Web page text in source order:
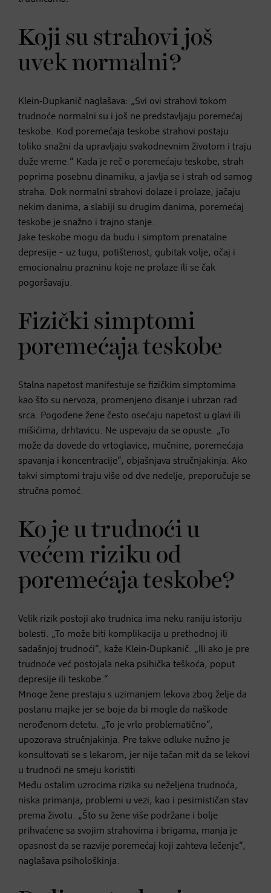
Koji su strahovi još
uvek normalni?
Klein-Dupkanič naglašava: „Svi ovi strahovi tokom
trudnoće normalni su i još ne predstavljaju poremećaj
teskobe. Kod poremećaja teskobe strahovi postaju
toliko snažni da upravljaju svakodnevnim životom i traju
duže vreme.“ Kada je reč o poremećaju teskobe, strah
poprima posebnu dinamiku, a javlja se i strah od samog
straha. Dok normalni strahovi dolaze i prolaze, jačaju
nekim danima, a slabiji su drugim danima, poremećaj
teskobe je snažno i trajno stanje.
Jake teskobe mogu da budu i simptom prenatalne
depresije – uz tugu, potištenost, gubitak volje, očaj i
emocionalnu prazninu koje ne prolaze ili se čak
pogoršavaju.
Fizički simptomi
poremećaja teskobe
Stalna napetost manifestuje se fizičkim simptomima
kao što su nervoza, promenjeno disanje i ubrzan rad
srca. Pogođene žene često osećaju napetost u glavi ili
mišićima, drhtavicu. Ne uspevaju da se opuste. „To
može da dovede do vrtoglavice, mučnine, poremećaja
spavanja i koncentracije“, objašnjava stručnjakinja. Ako
takvi simptomi traju više od dve nedelje, preporučuje se
stručna pomoć.
Ko je u trudnoći u
većem riziku od
poremećaja teskobe?
Velik rizik postoji ako trudnica ima neku raniju istoriju
bolesti. „To može biti komplikacija u prethodnoj ili
sadašnjoj trudnoći“, kaže Klein-Dupkanič. „Ili ako je pre
trudnoće već postojala neka psihička teškoća, poput
depresije ili teskobe.“
Mnoge žene prestaju s uzimanjem lekova zbog želje da
postanu majke jer se boje da bi mogle da naškode
nerođenom detetu. „To je vrlo problematično“,
upozorava stručnjakinja. Pre takve odluke nužno je
konsultovati se s lekarom, jer nije tačan mit da se lekovi
u trudnoći ne smeju koristiti.
Među ostalim uzrocima rizika su neželjena trudnoća,
niska primanja, problemi u vezi, kao i pesimističan stav
prema životu. „Što su žene više podržane i bolje
prihvaćene sa svojim strahovima i brigama, manja je
opasnost da se razvije poremećaj koji zahteva lečenje“,
naglašava psihološkinja.